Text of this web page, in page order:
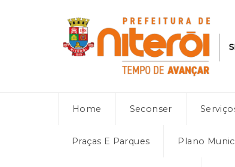
Home Seconser
Praças E Parques Plano